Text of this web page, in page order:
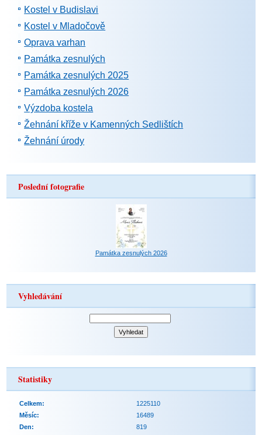
Kostel v Budislavi
Kostel v Mladočově
Oprava varhan
Památka zesnulých
Památka zesnulých 2025
Památka zesnulých 2026
Výzdoba kostela
Žehnání kříže v Kamenných Sedlištích
Žehnání úrody
Poslední fotografie
Památka zesnulých 2026
Vyhledávání
Statistiky
Celkem:
1225110
Měsíc:
16489
Den:
819